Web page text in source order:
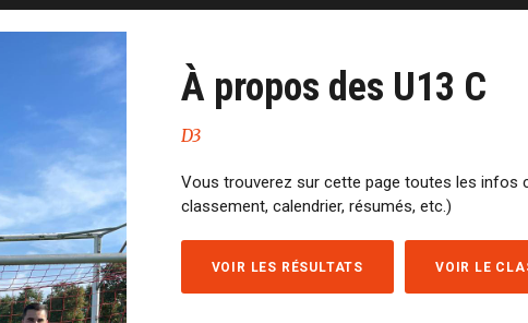
À propos des U13 C
D3
Vous trouverez sur cette page toutes les infos
classement, calendrier, résumés, etc.)
VOIR LES RÉSULTATS VOIR LE